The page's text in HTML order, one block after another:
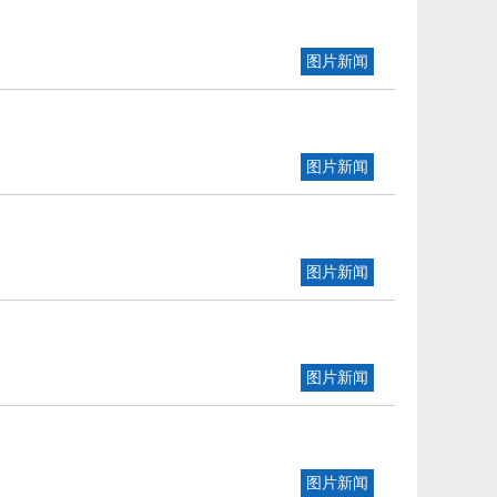
图片新闻
图片新闻
图片新闻
图片新闻
图片新闻